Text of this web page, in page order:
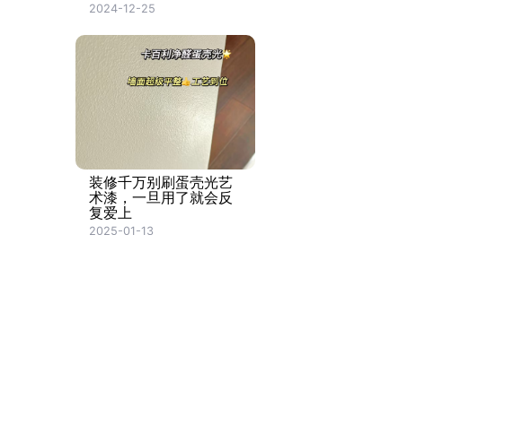
2024-12-25
装修千万别刷蛋壳光艺
术漆，一旦用了就会反
复爱上
2025-01-13